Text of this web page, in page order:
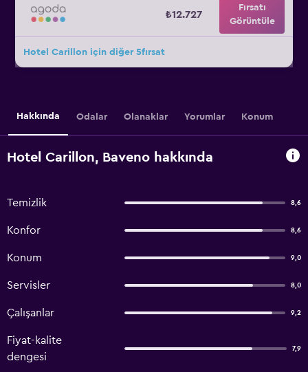
₺12.727
Fırsatı
Görüntüle
Hotel Carillon için diğer 5fırsat
Hakkında Odalar Olanaklar Yorumlar Konum
Hotel Carillon, Baveno hakkında
Temizlik 8,6
Konfor 8,6
Konum 9,0
Servisler 8,0
Çalışanlar 9,2
Fiyat-kalite
dengesi
7,9